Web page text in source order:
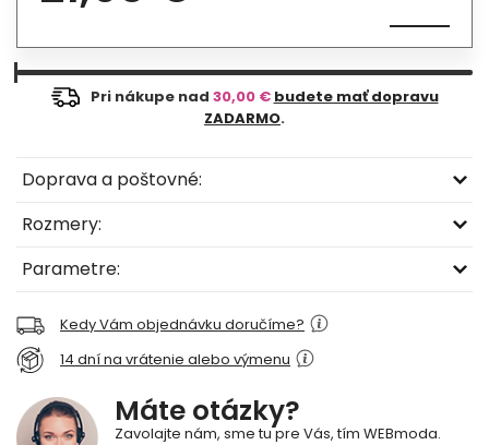
Pri nákupe nad 30,00 € budete mať dopravu
ZADARMO.
Doprava a poštovné:
Rozmery:
Parametre:
Kedy Vám objednávku doručíme?
14 dní na vrátenie alebo výmenu
Máte otázky?
Zavolajte nám, sme tu pre Vás, tím WEBmoda.